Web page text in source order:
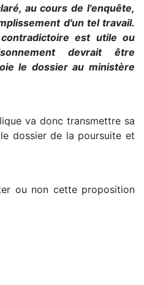
au cours de l'enquête,
d'un tel travail.
est utile ou
devrait être
le dossier au ministère
va donc transmettre sa
dossier de la poursuite et
ou non cette proposition